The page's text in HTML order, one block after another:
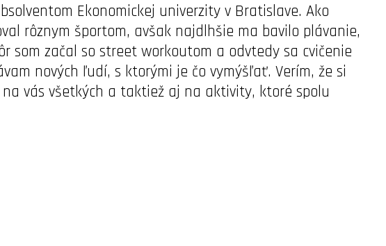
Ekonomickej univerzity v Bratislave. Ako
rôznym športom, avšak najdlhšie ma bavilo plávanie,
som začal so street workoutom a odvtedy sa cvičenie
nových ľudí, s ktorými je čo vymýšľať. Verím, že si
vás všetkých a taktiež aj na aktivity, ktoré spolu